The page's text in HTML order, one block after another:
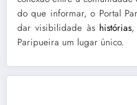
do que informar, o Portal
dar visibilidade às histórias,
Paripueira um lugar único.